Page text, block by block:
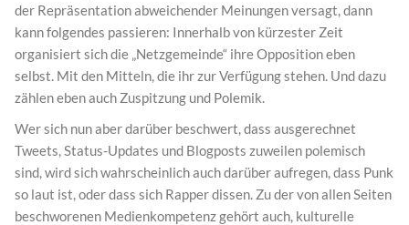
der Repräsentation abweichender Meinungen versagt, dann
kann folgendes passieren: Innerhalb von kürzester Zeit
organisiert sich die „Netzgemeinde“ ihre Opposition eben
selbst. Mit den Mitteln, die ihr zur Verfügung stehen. Und dazu
zählen eben auch Zuspitzung und Polemik.
Wer sich nun aber darüber beschwert, dass ausgerechnet
Tweets, Status-Updates und Blogposts zuweilen polemisch
sind, wird sich wahrscheinlich auch darüber aufregen, dass Punk
so laut ist, oder dass sich Rapper dissen. Zu der von allen Seiten
beschworenen Medienkompetenz gehört auch, kulturelle